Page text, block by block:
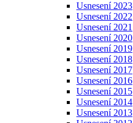
Usnesení 2023
Usnesení 2022
Usnesení 2021
Usnesení 2020
Usnesení 2019
Usnesení 2018
Usnesení 2017
Usnesení 2016
Usnesení 2015
Usnesení 2014
Usnesení 2013